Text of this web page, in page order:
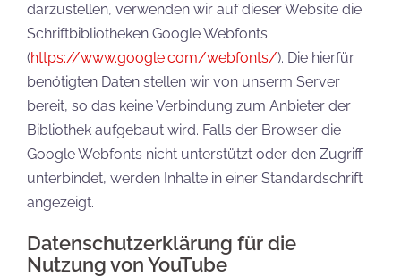
darzustellen, verwenden wir auf dieser Website die
Schriftbibliotheken Google Webfonts
(https://www.google.com/webfonts/). Die hierfür
benötigten Daten stellen wir von unserm Server
bereit, so das keine Verbindung zum Anbieter der
Bibliothek aufgebaut wird. Falls der Browser die
Google Webfonts nicht unterstützt oder den Zugriff
unterbindet, werden Inhalte in einer Standardschrift
angezeigt.
Datenschutzerklärung für die
Nutzung von YouTube